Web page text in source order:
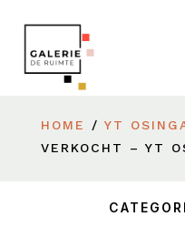
HOME / YT
VERKOCHT – YT